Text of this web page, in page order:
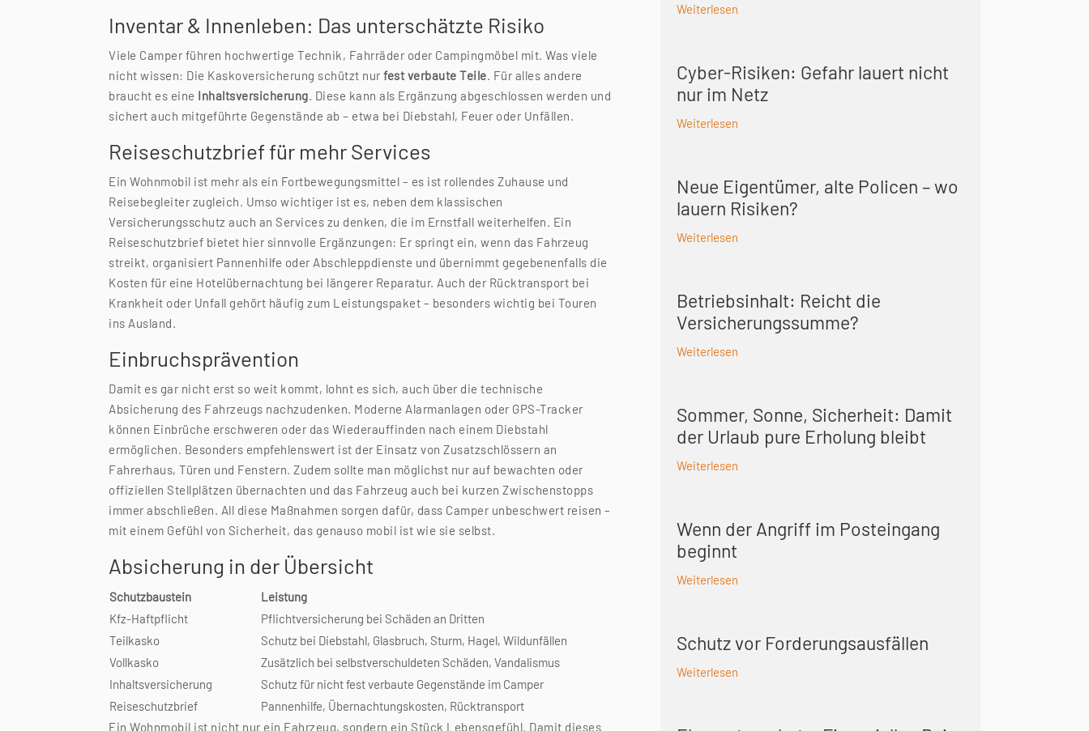
Inventar & Innenleben: Das unterschätzte Risiko
Viele Camper führen hochwertige Technik, Fahrräder oder Campingmöbel mit. Was viele
nicht wissen: Die Kaskoversicherung schützt nurfest verbaute Teile. Für alles andere
braucht es eine Inhaltsversicherung. Diese kann als Ergänzung abgeschlossen werden und
sichert auch mitgeführte Gegenstände ab – etwa bei Diebstahl, Feuer oder Unfällen.
Reiseschutzbrief für mehr Services
Ein Wohnmobil ist mehr als ein Fortbewegungsmittel – es ist rollendes Zuhause und
Reisebegleiter zugleich. Umso wichtiger ist es, neben dem klassischen
Versicherungsschutz auch an Services zu denken, die im Ernstfall weiterhelfen. Ein
Reiseschutzbrief bietet hier sinnvolle Ergänzungen: Er springt ein, wenn das Fahrzeug
streikt, organisiert Pannenhilfe oder Abschleppdienste und übernimmt gegebenenfalls die
Kosten für eine Hotelübernachtung bei längerer Reparatur. Auch der Rücktransport bei
Krankheit oder Unfall gehört häufig zum Leistungspaket – besonders wichtig bei Touren
ins Ausland.
Einbruchsprävention
Damit es gar nicht erst so weit kommt, lohnt es sich, auch über die technische
Absicherung des Fahrzeugs nachzudenken. Moderne Alarmanlagen oder GPS-Tracker
können Einbrüche erschweren oder das Wiederauffinden nach einem Diebstahl
ermöglichen. Besonders empfehlenswert ist der Einsatz von Zusatzschlössern an
Fahrerhaus, Türen und Fenstern. Zudem sollte man möglichst nur auf bewachten oder
offiziellen Stellplätzen übernachten und das Fahrzeug auch bei kurzen Zwischenstopps
immer abschließen. All diese Maßnahmen sorgen dafür, dass Camper unbeschwert reisen –
mit einem Gefühl von Sicherheit, das genauso mobil ist wie sie selbst.
Absicherung in der Übersicht
Schutzbaustein
Leistung
Kfz-Haftpflicht
Pflichtversicherung bei Schäden an Dritten
Teilkasko
Schutz bei Diebstahl, Glasbruch, Sturm, Hagel, Wildunfällen
Vollkasko
Zusätzlich bei selbstverschuldeten Schäden, Vandalismus
Inhaltsversicherung
Schutz für nicht fest verbaute Gegenstände im Camper
Reiseschutzbrief
Pannenhilfe, Übernachtungskosten, Rücktransport
Ein Wohnmobil ist nicht nur ein Fahrzeug, sondern ein Stück Lebensgefühl. Damit dieses
Weiterlesen
Cyber-Risiken: Gefahr lauert nicht
nur im Netz
Weiterlesen
Neue Eigentümer, alte Policen – wo
lauern Risiken?
Weiterlesen
Betriebsinhalt: Reicht die
Versicherungs­summe?
Weiterlesen
Sommer, Sonne, Sicherheit: Damit
der Urlaub pure Erholung bleibt
Weiterlesen
Wenn der Angriff im Posteingang
beginnt
Weiterlesen
Schutz vor Forderungsausfällen
Weiterlesen